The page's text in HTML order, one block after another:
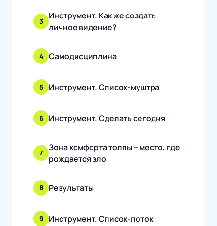
3
Инструмент. Как же создать
личное видение?
4 Самодисциплина
5 Инструмент. Список-муштра
6 Инструмент. Сделать сегодня
7
Зона комфорта толпы – место, где
рождается зло
8 Результаты
9 Инструмент. Список-поток